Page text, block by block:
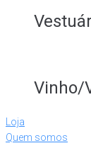
Vinho/
Loja
Quem somos